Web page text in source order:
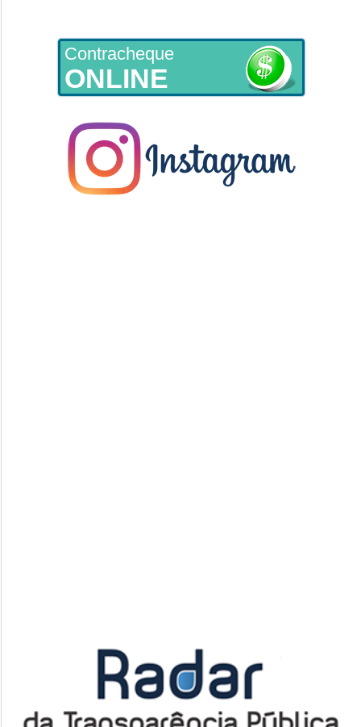
Contracheque
ONLINE